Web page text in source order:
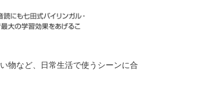
物など、日常生活で使うシーンに合